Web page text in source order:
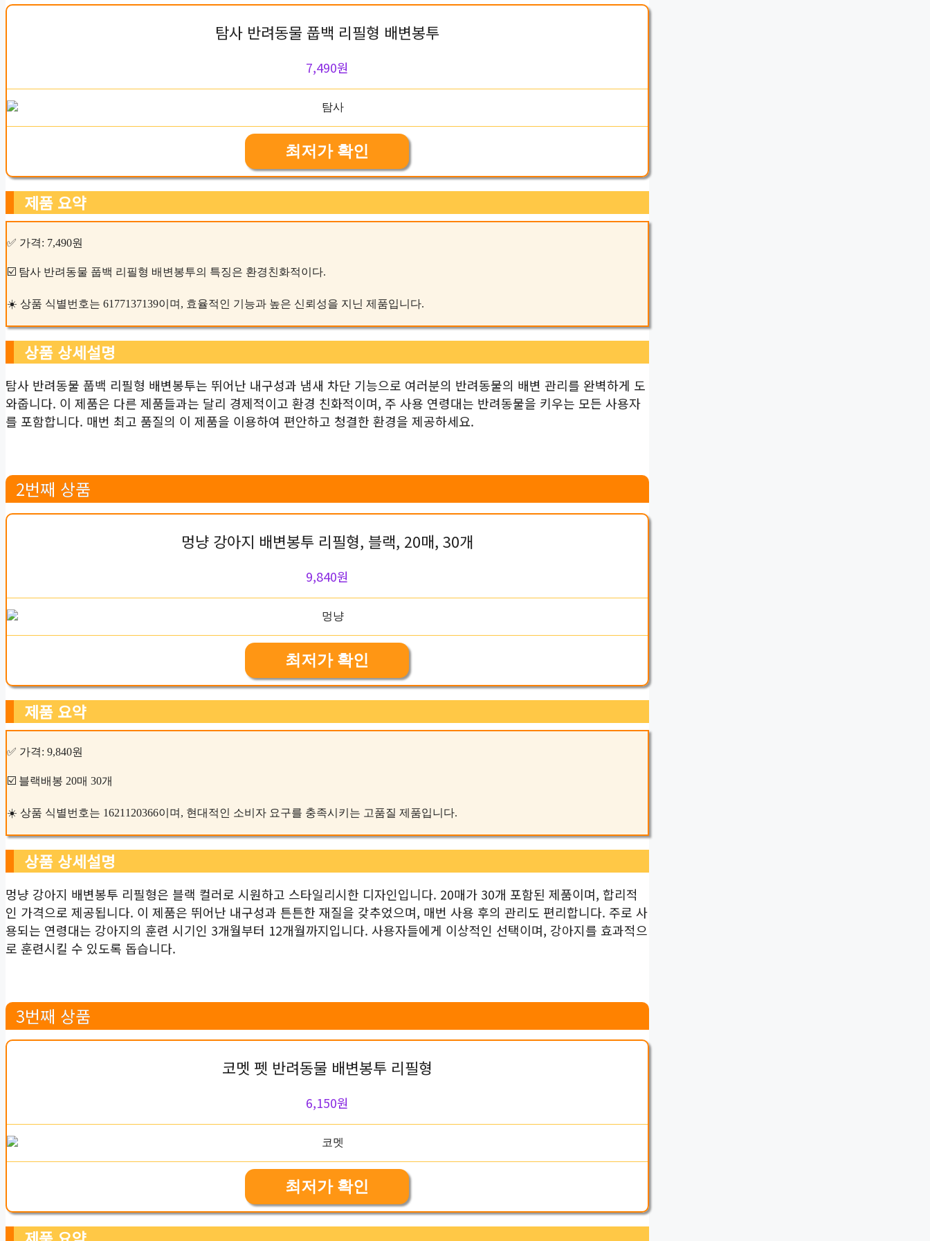
탐사 반려동물 풉백 리필형 배변봉투
7,490원
최저가 확인
제품 요약
✅ 가격: 7,490원
☑️ 탐사 반려동물 풉백 리필형 배변봉투의 특징은 환경친화적이다.
☀️ 상품 식별번호는 6177137139이며, 효율적인 기능과 높은 신뢰성을 지닌 제품입니다.
상품 상세설명
탐사 반려동물 풉백 리필형 배변봉투는 뛰어난 내구성과 냄새 차단 기능으로 여러분의 반려동물의 배변 관리를 완벽하게 도
와줍니다. 이 제품은 다른 제품들과는 달리 경제적이고 환경 친화적이며, 주 사용 연령대는 반려동물을 키우는 모든 사용자
를 포함합니다. 매번 최고 품질의 이 제품을 이용하여 편안하고 청결한 환경을 제공하세요.
2번째 상품
멍냥 강아지 배변봉투 리필형, 블랙, 20매, 30개
9,840원
최저가 확인
제품 요약
✅ 가격: 9,840원
☑️ 블랙배봉 20매 30개
☀️ 상품 식별번호는 1621120366이며, 현대적인 소비자 요구를 충족시키는 고품질 제품입니다.
상품 상세설명
멍냥 강아지 배변봉투 리필형은 블랙 컬러로 시원하고 스타일리시한 디자인입니다. 20매가 30개 포함된 제품이며, 합리적
인 가격으로 제공됩니다. 이 제품은 뛰어난 내구성과 튼튼한 재질을 갖추었으며, 매번 사용 후의 관리도 편리합니다. 주로 사
용되는 연령대는 강아지의 훈련 시기인 3개월부터 12개월까지입니다. 사용자들에게 이상적인 선택이며, 강아지를 효과적으
로 훈련시킬 수 있도록 돕습니다.
3번째 상품
코멧 펫 반려동물 배변봉투 리필형
6,150원
최저가 확인